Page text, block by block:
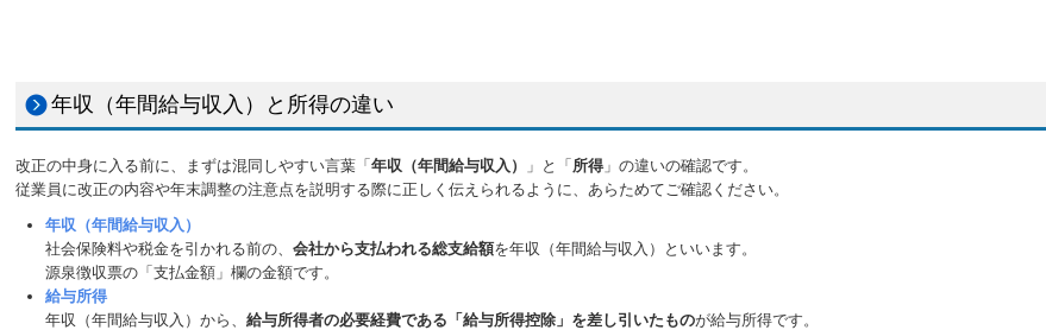
年収（年間給与収入）と所得の違い
改正の中身に入る前に、まずは混同しやすい言葉「年収（年間給与収入） 」と「所得」の違いの確認です。
従業員に改正の内容や年末調整の注意点を説明する際に正しく伝えられるように、あらためてご確認ください。
年収（年間給与収入）
社会保険料や税金を引かれる前の、会社から支払われる総支給額を年収（年間給与収入）といいます。
源泉徴収票の「支払金額」欄の金額です。
給与所得
年収（年間給与収入）から、給与所得者の必要経費である「給与所得控除」を差し引いたものが給与所得です。